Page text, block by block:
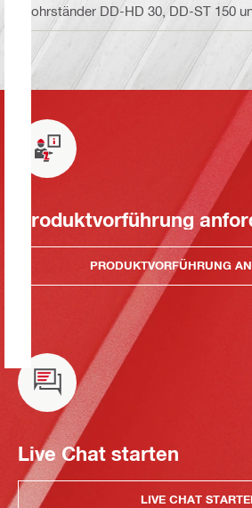
Bohrständer DD-HD 30, DD-ST 150
Produktvorführung
PRODUKTVORFÜHRUNG
Live Chat starten
LIVE CHAT